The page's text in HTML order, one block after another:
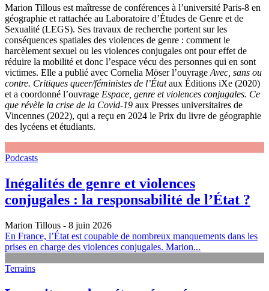
Marion Tillous est maîtresse de conférences à l’université Paris‑8 en
géographie et rattachée au Laboratoire d’Études de Genre et de
Sexualité (LEGS). Ses travaux de recherche portent sur les
conséquences spatiales des violences de genre : comment le
harcèlement sexuel ou les violences conjugales ont pour effet de
réduire la mobilité et donc l’espace vécu des personnes qui en sont
victimes. Elle a publié avec Cornelia Möser l’ouvrage Avec, sans ou
contre. Critiques queer/féministes de l’Étataux Éditions iXe (2020)
et a coordonné l’ouvrage Espace, genre et violences conjugales. Ce
que révèle la crise de la Covid‑19 aux Presses universitaires de
Vincennes (2022), qui a reçu en 2024 le Prix du livre de géographie
des lycéens et étudiants.
Podcasts
Inégalités de genre et violences
conjugales : la responsabilité de l’État ?
Marion Tillous - 8 juin 2026
En France, l’État est coupable de nombreux manquements dans les
prises en charge des violences conjugales. Marion...
Terrains